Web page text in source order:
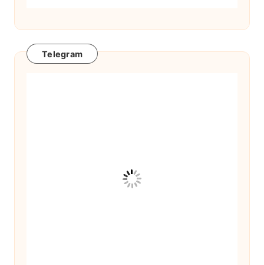
Telegram